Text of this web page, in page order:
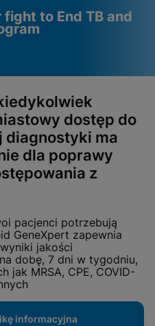
to End TB and
be
Functional
settings for all
Functional Cookies
dostęp do
diagnostyki ma
dla poprawy
z
pacjenci potrzebują
GeneXpert zapewnia
jakości
dobę, 7 dni w tygodniu,
jak MRSA, CPE, COVID-
informacyjna